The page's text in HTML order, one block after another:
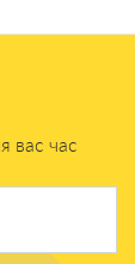
вас час